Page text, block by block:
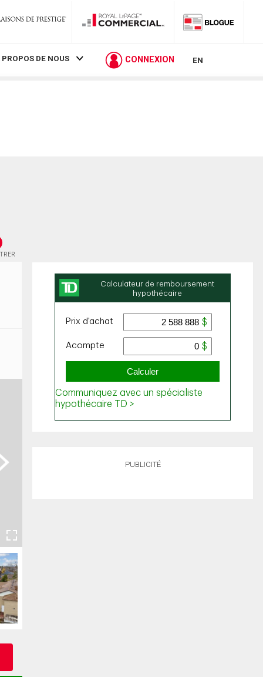
PROPOS DE NOUS CONNEXION EN
PUBLICITÉ